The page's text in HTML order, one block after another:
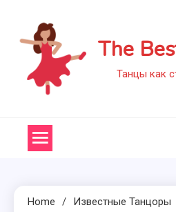
content
The
Танцы как
Home
Известные Танцоры